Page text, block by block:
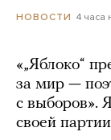
НОВОСТИ 4 часа
«„Яблоко“
за мир —
с выборов».
своей партии